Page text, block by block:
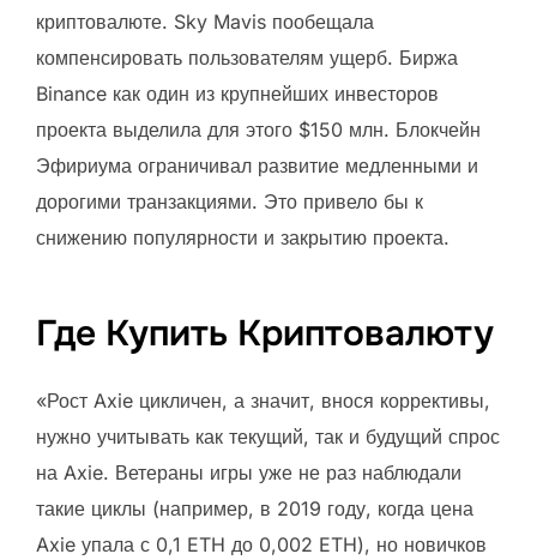
криптовалюте. Sky Mavis пообещала
компенсировать пользователям ущерб. Биржа
Binance как один из крупнейших инвесторов
проекта выделила для этого $150 млн. Блокчейн
Эфириума ограничивал развитие медленными и
дорогими транзакциями. Это привело бы к
снижению популярности и закрытию проекта.
Где Купить Криптовалюту
«Рост Axie цикличен, а значит, внося коррективы,
нужно учитывать как текущий, так и будущий спрос
на Axie. Ветераны игры уже не раз наблюдали
такие циклы (например, в 2019 году, когда цена
Axie упала с 0,1 ETH до 0,002 ETH), но новичков